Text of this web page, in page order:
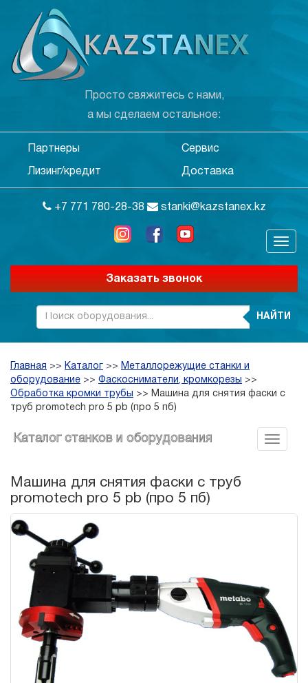
Просто свяжитесь с нами,
а мы сделаем остальное:
Партнеры Сервис
Лизинг/кредит Доставка
+7 771 780-28-38 stanki@kazstanex.kz
Заказать звонок
НАЙТИ
Главная >> Каталог >> Металлорежущие станки и
оборудование >> Фаскосниматели, кромкорезы
>>
Обработка кромки трубы
>> Машина для снятия фаски с
труб promotech pro 5 pb (про 5 пб)
Каталог станков и оборудования
Машина для снятия фаски с труб
promotech pro 5 pb (про 5 пб)